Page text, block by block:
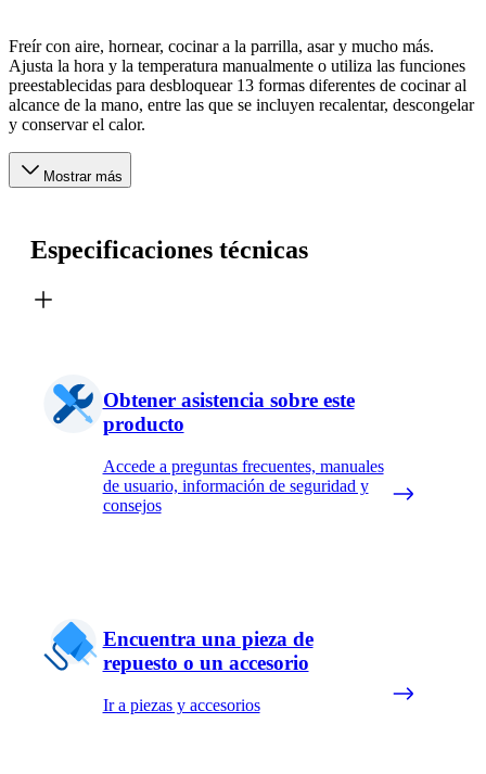
Freír con aire, hornear, cocinar a la parrilla, asar y mucho más.
Ajusta la hora y la temperatura manualmente o utiliza las funciones
preestablecidas para desbloquear 13 formas diferentes de cocinar al
alcance de la mano, entre las que se incluyen recalentar, descongelar
y conservar el calor.
Mostrar más
Especificaciones técnicas
Obtener asistencia sobre este
producto
Accede a preguntas frecuentes, manuales
de usuario, información de seguridad y
consejos
Encuentra una pieza de
repuesto o un accesorio
Ir a piezas y accesorios